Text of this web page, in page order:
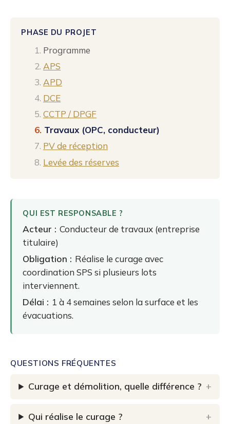
PHASE DU PROJET
Programme
APS
APD
DCE
CCTP / DPGF
Travaux (OPC, conducteur)
PV de réception
Levée des réserves
QUI EST RESPONSABLE ?
Acteur : Conducteur de travaux (entreprise
titulaire)
Obligation : Réalise le curage avec
coordination SPS si plusieurs lots
interviennent.
Délai : 1 à 4 semaines selon la surface et les
évacuations.
QUESTIONS FRÉQUENTES
Curage et démolition, quelle différence ?
Qui réalise le curage ?